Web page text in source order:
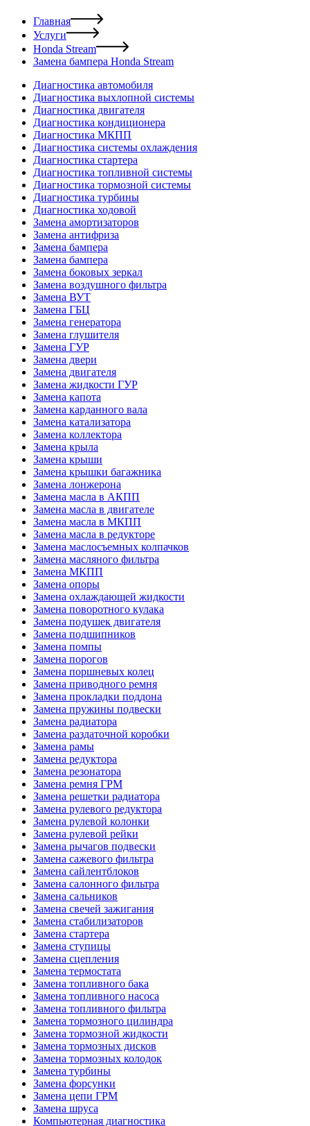
Главная
Услуги
Honda Stream
Замена бампера Honda Stream
Диагностика автомобиля
Диагностика выхлопной системы
Диагностика двигателя
Диагностика кондиционера
Диагностика МКПП
Диагностика системы охлаждения
Диагностика стартера
Диагностика топливной системы
Диагностика тормозной системы
Диагностика турбины
Диагностика ходовой
Замена амортизаторов
Замена антифриза
Замена бампера
Замена бампера
Замена боковых зеркал
Замена воздушного фильтра
Замена ВУТ
Замена ГБЦ
Замена генератора
Замена глушителя
Замена ГУР
Замена двери
Замена двигателя
Замена жидкости ГУР
Замена капота
Замена карданного вала
Замена катализатора
Замена коллектора
Замена крыла
Замена крыши
Замена крышки багажника
Замена лонжерона
Замена масла в АКПП
Замена масла в двигателе
Замена масла в МКПП
Замена масла в редукторе
Замена маслосъемных колпачков
Замена масляного фильтра
Замена МКПП
Замена опоры
Замена охлаждающей жидкости
Замена поворотного кулака
Замена подушек двигателя
Замена подшипников
Замена помпы
Замена порогов
Замена поршневых колец
Замена приводного ремня
Замена прокладки поддона
Замена пружины подвески
Замена радиатора
Замена раздаточной коробки
Замена рамы
Замена редуктора
Замена резонатора
Замена ремня ГРМ
Замена решетки радиатора
Замена рулевого редуктора
Замена рулевой колонки
Замена рулевой рейки
Замена рычагов подвески
Замена сажевого фильтра
Замена сайлентблоков
Замена салонного фильтра
Замена сальников
Замена свечей зажигания
Замена стабилизаторов
Замена стартера
Замена ступицы
Замена сцепления
Замена термостата
Замена топливного бака
Замена топливного насоса
Замена топливного фильтра
Замена тормозного цилиндра
Замена тормозной жидкости
Замена тормозных дисков
Замена тормозных колодок
Замена турбины
Замена форсунки
Замена цепи ГРМ
Замена шруса
Компьютерная диагностика